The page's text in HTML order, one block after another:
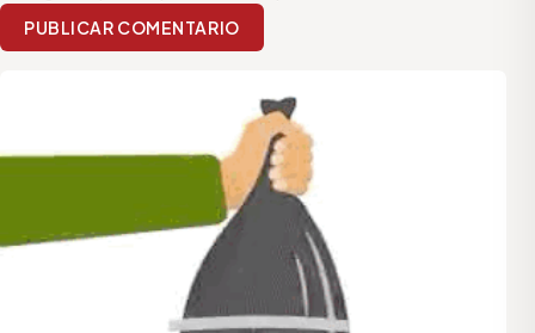
PUBLICAR COMENTARIO